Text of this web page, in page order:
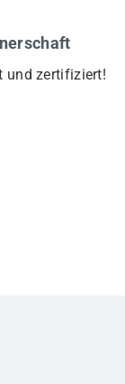
und zertifiziert!